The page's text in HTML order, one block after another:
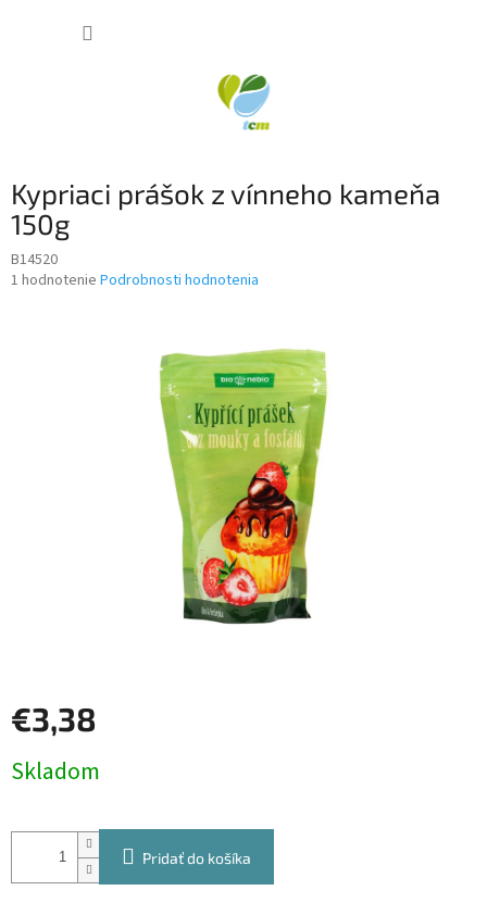
Kypriaci prášok z vínneho kameňa
150g
B14520
Priemerné
1 hodnotenie Podrobnosti hodnotenia
€3,38
cena:
Skladom
Pridať do košíka